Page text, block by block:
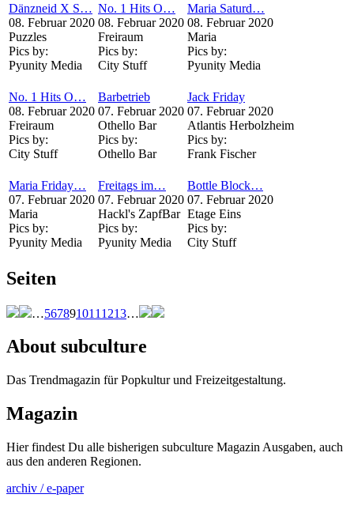
Dänzneid X S…
08. Februar 2020
Puzzles
Pics by:
Pyunity Media
No. 1 Hits O…
08. Februar 2020
Freiraum
Pics by:
City Stuff
Maria Saturd…
08. Februar 2020
Maria
Pics by:
Pyunity Media
No. 1 Hits O…
08. Februar 2020
Freiraum
Pics by:
City Stuff
Barbetrieb
07. Februar 2020
Othello Bar
Pics by:
Othello Bar
Jack Friday
07. Februar 2020
Atlantis Herbolzheim
Pics by:
Frank Fischer
Maria Friday…
07. Februar 2020
Maria
Pics by:
Pyunity Media
Freitags im…
07. Februar 2020
Hackl's ZapfBar
Pics by:
Pyunity Media
Bottle Block…
07. Februar 2020
Etage Eins
Pics by:
City Stuff
Seiten
…567891011 1213…
About subculture
Das Trendmagazin für Popkultur und Freizeitgestaltung.
Magazin
Hier findest Du alle bisherigen subculture Magazin Ausgaben, auch
aus den anderen Regionen.
archiv / e-paper